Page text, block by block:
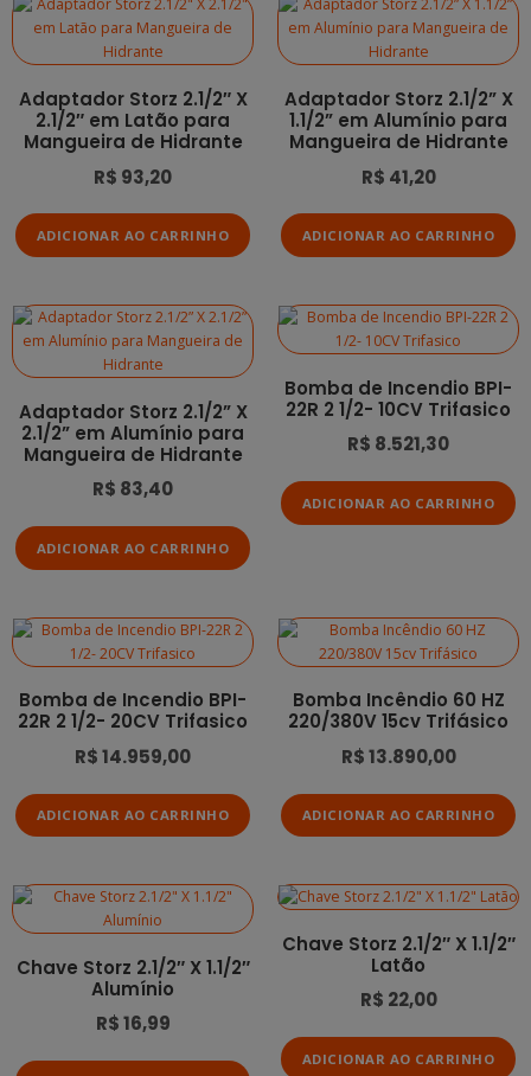
Adaptador Storz 2.1/2″ X
2.1/2″ em Latão para
Mangueira de Hidrante
R$ 93,20
ADICIONAR AO CARRINHO
Adaptador Storz 2.1/2” X
1.1/2” em Alumínio para
Mangueira de Hidrante
R$ 41,20
ADICIONAR AO CARRINHO
Adaptador Storz 2.1/2” X
2.1/2” em Alumínio para
Mangueira de Hidrante
R$ 83,40
ADICIONAR AO CARRINHO
Bomba de Incendio BPI-
22R 2 1/2- 10CV Trifasico
R$ 8.521,30
ADICIONAR AO CARRINHO
Bomba de Incendio BPI-
22R 2 1/2- 20CV Trifasico
R$14.959,00
ADICIONAR AO CARRINHO
Bomba Incêndio 60 HZ
220/380V 15cv Trifásico
R$13.890,00
ADICIONAR AO CARRINHO
Chave Storz 2.1/2″ X 1.1/2″
Alumínio
R$16,99
Chave Storz 2.1/2″ X 1.1/2″
Latão
R$ 22,00
ADICIONAR AO CARRINHO